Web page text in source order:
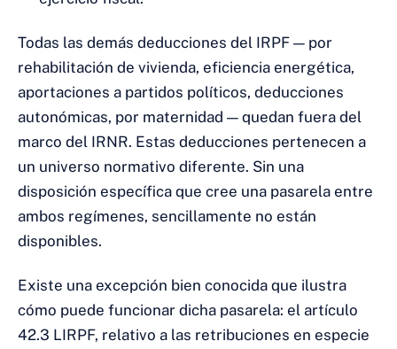
Todas las demás deducciones del IRPF — por
rehabilitación de vivienda, eficiencia energética,
aportaciones a partidos políticos, deducciones
autonómicas, por maternidad — quedan fuera del
marco del IRNR. Estas deducciones pertenecen a
un universo normativo diferente. Sin una
disposición específica que cree una pasarela entre
ambos regímenes, sencillamente no están
disponibles.
Existe una excepción bien conocida que ilustra
cómo puede funcionar dicha pasarela: el artículo
42.3 LIRPF, relativo a las retribuciones en especie